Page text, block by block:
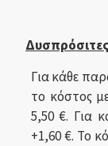
Για κάθε
το κόστος
5,50 €. Για
+1,60 €. Το